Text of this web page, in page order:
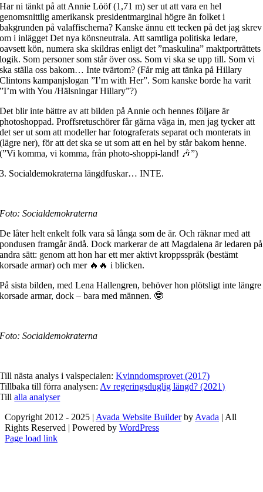
Har ni tänkt på att Annie Lööf (1,71 m) ser ut att vara en hel
genomsnittlig amerikansk presidentmarginal högre än folket i
bakgrunden på valaffischerna? Kanske ännu ett tecken på det jag skrev
om i inlägget Det nya könsneutrala. Att samtliga politiska ledare,
oavsett kön, numera ska skildras enligt det ”maskulina” maktporträttets
logik. Som personer som står över oss. Som vi ska se upp till. Som vi
ska ställa oss bakom… Inte tvärtom? (Får mig att tänka på Hillary
Clintons kampanjslogan ”I’m with Her”. Som kanske borde ha varit
”I’m with You /Hälsningar Hillary”?)
Det blir inte bättre av att bilden på Annie och hennes följare är
photoshoppad. Proffsretuschörer får gärna väga in, men jag tycker att
det ser ut som att modeller har fotograferats separat och monterats in
(lägre ner), för att det ska se ut som att en hel by står bakom henne.
(”Vi komma, vi komma, från photo-shoppi-land! 🎶”)
3. Socialdemokraterna längdfuskar… INTE.
Foto: Socialdemokraterna
De låter helt enkelt folk vara så långa som de är. Och räknar med att
pondusen framgår ändå. Dock markerar de att Magdalena är ledaren på
andra sätt: genom att hon har ett mer aktivt kroppsspråk (bestämt
korsade armar) och mer 🔥🔥 i blicken.
På sista bilden, med Lena Hallengren, behöver hon plötsligt inte längre
korsade armar, dock – bara med männen. 🤓
Foto: Socialdemokraterna
Till nästa analys i valspecialen:Kvinndomsprovet (2017)
Tillbaka till förra analysen: Av regeringsduglig längd? (2021)
Tillalla analyser
Copyright 2012 - 2025 | Avada Website Builderby Avada | All
Rights Reserved | Powered by WordPress
Facebook
X
Instagram
Pinterest
Page load link